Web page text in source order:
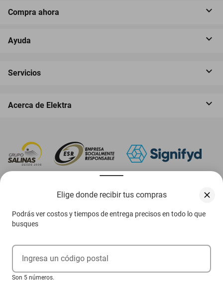
Elige donde recibir tus compras
Podrás ver costos y tiempos de entrega precisos en todo lo que
busques
Ingresa un código postal
Son 5 números.
Compra ahora
Ayuda
Servicios
Acerca de Elektra
Ejerce tus derechos ARCO
Condiciones Venta Digital